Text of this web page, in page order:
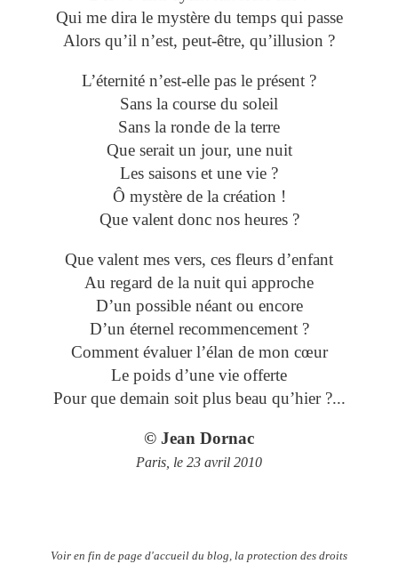
Qui me dira le mystère du temps qui passe
Alors qu’il n’est, peut-être, qu’illusion ?
L’éternité n’est-elle pas le présent ?
Sans la course du soleil
Sans la ronde de la terre
Que serait un jour, une nuit
Les saisons et une vie ?
Ô mystère de la création !
Que valent donc nos heures ?
Que valent mes vers, ces fleurs d’enfant
Au regard de la nuit qui approche
D’un possible néant ou encore
D’un éternel recommencement ?
Comment évaluer l’élan de mon cœur
Le poids d’une vie offerte
Pour que demain soit plus beau qu’hier ?...
© Jean Dornac
Paris, le 23 avril 2010
Voir en fin de page d'accueil du blog, la protection des droits